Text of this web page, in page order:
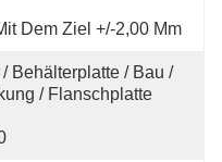
Dem Ziel +/-2,00 Mm
Behälterplatte / Bau /
/ Flanschplatte